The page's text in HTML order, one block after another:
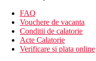
Descrierea hotelului
hol de intrare cu
restaurant principal
FAQ
Vouchere de vacanta
Conditii de calatorie
Acte Calatorie
Verificare si plata online